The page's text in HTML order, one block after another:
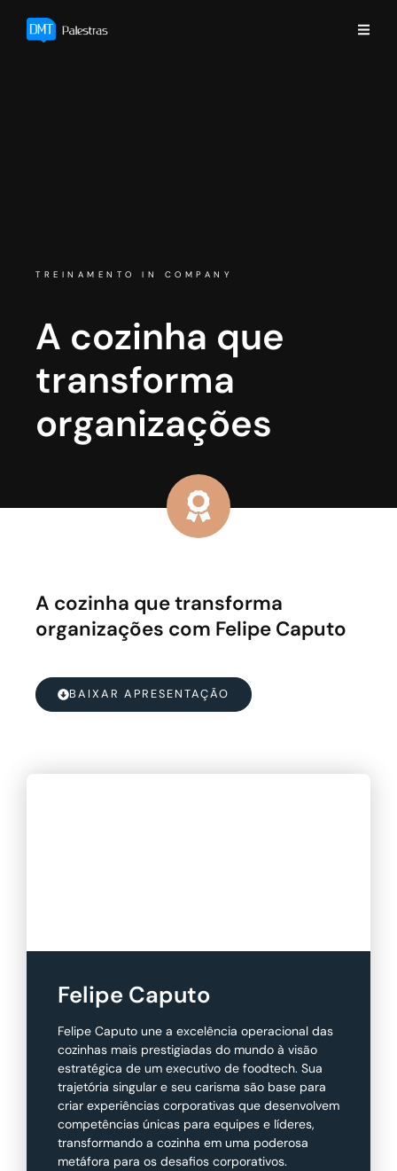
TREINAMENTO IN COMPANY
A cozinha que
transforma
organizações
A cozinha que transforma
organizações com Felipe Caputo
BAIXAR APRESENTAÇÃO
Felipe Caputo
Felipe Caputo une a excelência operacional das
cozinhas mais prestigiadas do mundo à visão
estratégica de um executivo de foodtech. Sua
trajetória singular e seu carisma são base para
criar experiências corporativas que desenvolvem
competências únicas para equipes e líderes,
transformando a cozinha em uma poderosa
metáfora para os desafios corporativos.